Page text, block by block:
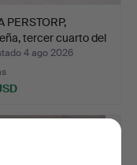
PERSTORP,
tercer cuarto del
4 ago 2026